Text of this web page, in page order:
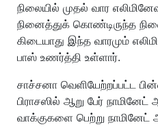
நிலையில் முதல் வார
நினைத்துக் கொண்டிருந்த
கிடையாது இந்த வாரமும்
பாஸ் உணர்த்தி உள்ளார்.
சாச்சனா வெளியேற்றப்பட்ட
பிராசஸில் ஆறு பேர்
வாக்குகளை பெற்று நாமினேட்